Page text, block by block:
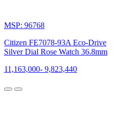
MSP: 96768
Citizen FE7078-93A Eco-Drive
Silver Dial Rose Watch 36.8mm
11,163,000- 9,823,440